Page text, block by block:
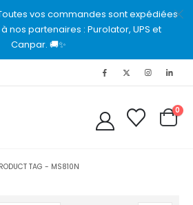
vos commandes sont expédiées
nos partenaires : Purolator, UPS et
Canpar. 🚚✨
0
TAG - MS810N